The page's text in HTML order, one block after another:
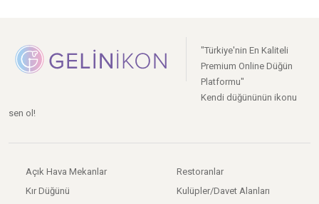
"Türkiye'nin En Kaliteli
Premium Online Düğün
Platformu"
Kendi düğününün ikonu
sen ol!
Açık Hava Mekanlar
Kır Düğünü
Restoranlar
Kulüpler/Davet Alanları